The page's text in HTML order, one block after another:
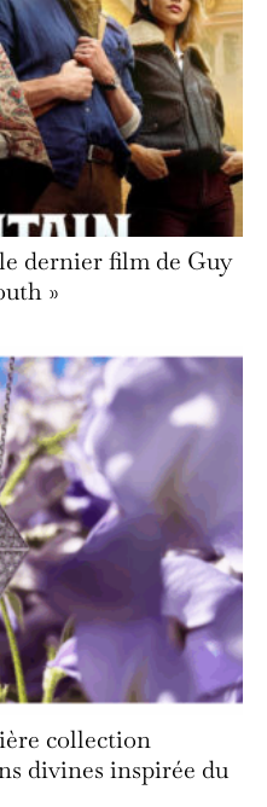
dernier film de Guy
»
collection
divines inspirée du